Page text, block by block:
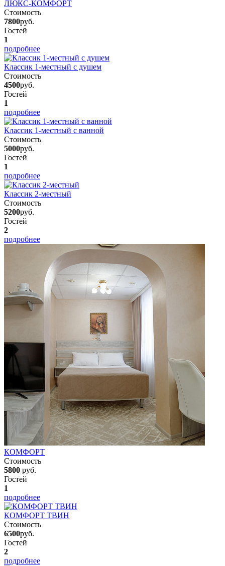
ЛЮКС-КОМФОРТ
Стоимость
7800руб.
Гостей
1
подробнее
Классик 1-местный с душем
Стоимость
4500руб.
Гостей
1
подробнее
Классик 1-местный с ванной
Стоимость
5000руб.
Гостей
1
подробнее
Классик 2-местный
Стоимость
5200руб.
Гостей
2
подробнее
КОМФОРТ
Стоимость
5800 руб.
Гостей
1
подробнее
КОМФОРТ ТВИН
Стоимость
6500руб.
Гостей
2
подробнее